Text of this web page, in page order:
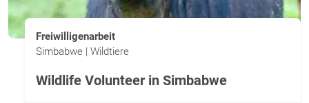
Freiwilligenarbeit
Simbabwe | Wildtiere
Wildlife Volunteer in Simbabwe